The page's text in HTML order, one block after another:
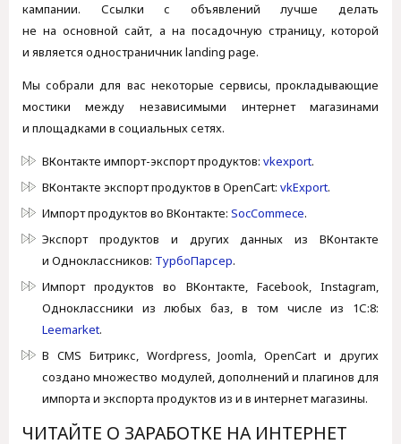
кампании. Ссылки с объявлений лучше делать
не на основной сайт, а на посадочную страницу, которой
и является одностраничник landing page.
Мы собрали для вас некоторые сервисы, прокладывающие
мостики между независимыми интернет магазинами
и площадками в социальных сетях.
ВКонтакте импорт-экспорт продуктов: vkexport.
ВКонтакте экспорт продуктов в OpenCart: vkExport.
Импорт продуктов во ВКонтакте: SocCommece.
Экспорт продуктов и других данных из ВКонтакте
и Одноклассников: ТурбоПарсер.
Импорт продуктов во ВКонтакте, Facebook, Instagram,
Одноклассники из любых баз, в том числе из 1С:8:
Leemarket.
В CMS Битрикс, Wordpress, Joomla, OpenCart и других
создано множество модулей, дополнений и плагинов для
импорта и экспорта продуктов из и в интернет магазины.
ЧИТАЙТЕ О ЗАРАБОТКЕ НА ИНТЕРНЕТ